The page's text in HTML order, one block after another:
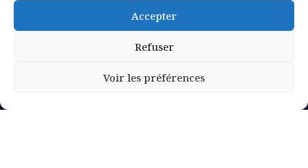
Accepter
Refuser
Voir les préférences